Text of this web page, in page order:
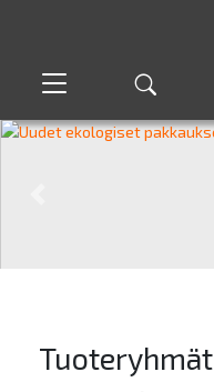
Tuoteryhmät